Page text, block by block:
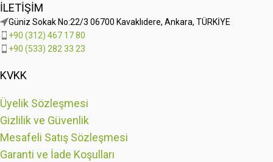
İLETIŞIM
Güniz Sokak No:22/3 06700 Kavaklıdere, Ankara, TÜRKİYE
+90 (312) 467 17 80
+90 (533) 282 33 23
KVKK
Üyelik Sözleşmesi
Gizlilik ve Güvenlik
Mesafeli Satış Sözleşmesi
Garanti ve İade Koşulları